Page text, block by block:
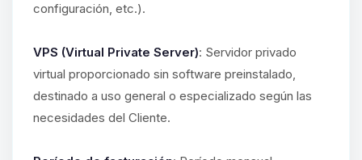
configuración, etc.).
VPS (Virtual Private Server): Servidor privado
virtual proporcionado sin software preinstalado,
destinado a uso general o especializado según las
necesidades del Cliente.